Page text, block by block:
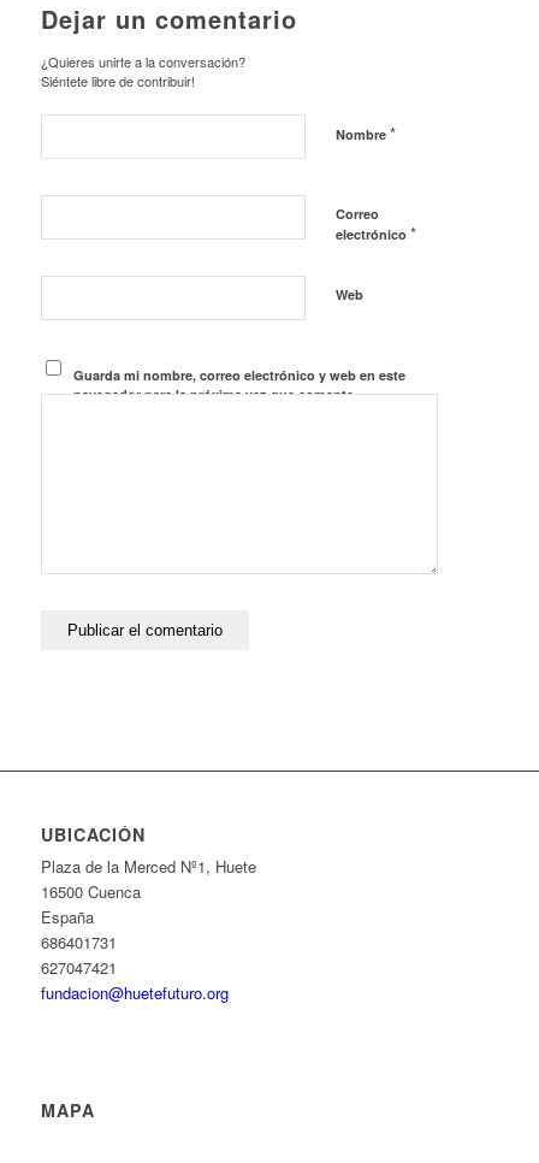
Dejar un comentario
¿Quieres unirte a la conversación?
Siéntete libre de contribuir!
Nombre *
Correo
electrónico *
Web
Guarda mi nombre, correo electrónico y web en este
navegador para la próxima vez que comente.
UBICACIÓN
Plaza de la Merced Nº1, Huete
16500 Cuenca
España
686401731
627047421
fundacion@huetefuturo.org
MAPA